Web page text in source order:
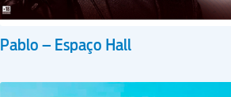
Pablo – Espaço Hall